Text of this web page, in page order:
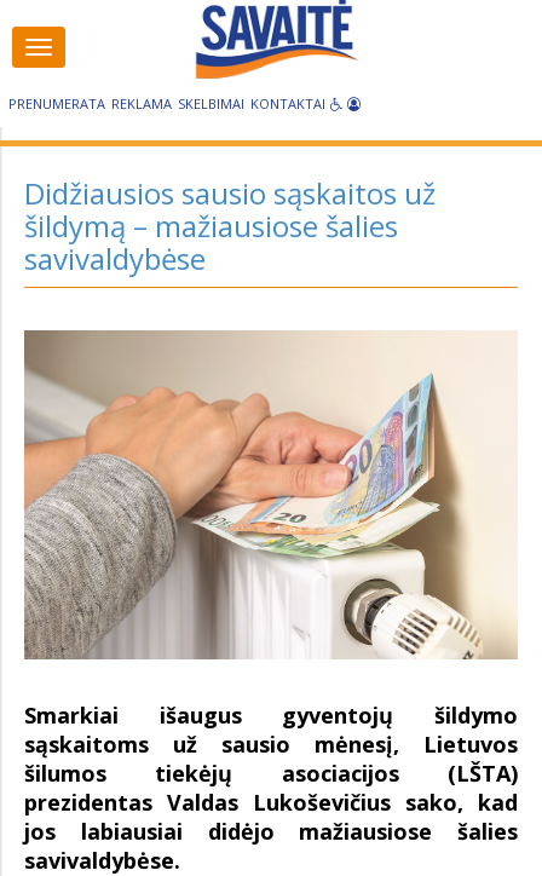
PRENUMERATA REKLAMA SKELBIMAI KONTAKTAI
Visos
kategorijos
Didžiausios sausio sąskaitos už
šildymą – mažiausiose šalies
savivaldybėse
Smarkiai išaugus gyventojų šildymo
sąskaitoms už sausio mėnesį, Lietuvos
šilumos tiekėjų asociacijos (LŠTA)
prezidentas Valdas Lukoševičius sako, kad
jos labiausiai didėjo mažiausiose šalies
savivaldybėse.
Visos
kategorijos